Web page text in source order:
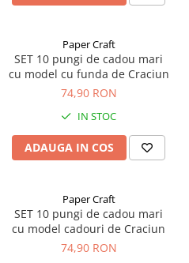
Paper Craft
SET 10 pungi de cadou mari
cu model cu funda de Craciun
74,90 RON
IN STOC
ADAUGA IN COS
Paper Craft
SET 10 pungi de cadou mari
cu model cadouri de Craciun
74,90 RON